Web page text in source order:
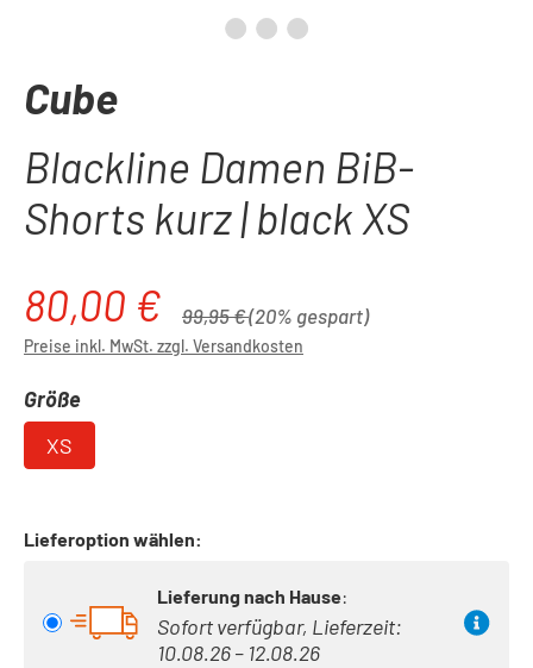
Cube
Blackline Damen BiB-
Shorts kurz | black XS
Verkaufspreis:
80,00 € Regulärer Preis:
99,95 €(20% gespart)
Preise inkl. MwSt. zzgl. Versandkosten
Größeauswählen
XS
Lieferoption wählen:
Lieferung nach Hause:
Sofort verfügbar, Lieferzeit:
10.08.26 – 12.08.26